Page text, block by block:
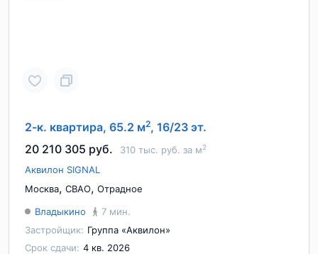
2-к. квартира, 65.2 м2, 16/23 эт.
20 210 305 руб.
310 тыс. руб. за м2
Аквилон SIGNAL
Москва, СВАО, Отрадное
Владыкино
7 мин.
Застройщик: Группа «Аквилон»
Срок сдачи: 4 кв. 2026